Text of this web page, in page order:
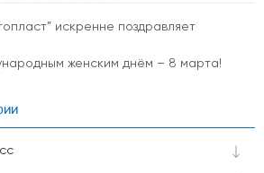
искренне поздравляет
женским днём – 8 марта!